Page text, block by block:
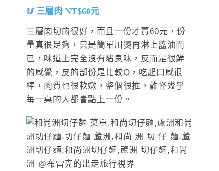
三層肉 NT$60元
三層肉切的很好，而且一份才賣60元，份
量真很足夠，只是簡單川燙再淋上醬油而
已，味道上完全沒有豬臭味，反而是很鮮
的感覺，皮的部份是比較Q，吃起口感很
棒，肉質也很軟嫩，整個很推，難怪幾乎
每一桌的人都會點上一份。